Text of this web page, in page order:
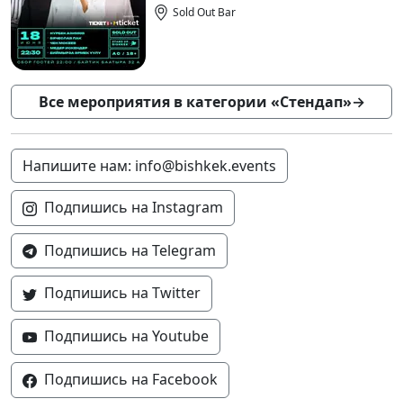
Sold Out Bar
Все мероприятия в категории «Стендап»→
Напишите нам: info@bishkek.events
Подпишись на Instagram
Подпишись на Telegram
Подпишись на Twitter
Подпишись на Youtube
Подпишись на Facebook